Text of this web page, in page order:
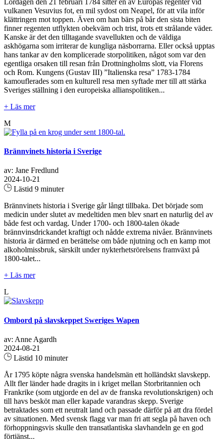
Lördagen den 21 februari 1784 sitter en av Europas regenter vid
vulkanen Vesuvius fot, en mil sydost om Neapel, för att vila inför
klättringen mot toppen. Även om han bärs på bår den sista biten
finner regenten utflykten obekväm och trist, trots ett strålande väder.
Kanske är det den tilltagande svavellukten och de väldiga
askhögarna som irriterar de kungliga näsborrarna. Eller också upptas
hans tankar av den komplicerade storpolitiken, något som var den
egentliga orsaken till resan från Drottningholms slott, via Florens
och Rom. Kungens (Gustav III) ”Italienska resa” 1783-1784
kamouflerades som en kulturell resa men syftade mer till att stärka
Sveriges ställning i den europeiska allianspolitiken...
+ Läs mer
M
Brännvinets historia i Sverige
av: Jane Fredlund
2024-10-21
Lästid 9 minuter
Brännvinets historia i Sverige går långt tillbaka. Det började som
medicin under slutet av medeltiden men blev snart en naturlig del av
både fest och vardag. Under 1700- och 1800-talen ökade
brännvinsdrickandet kraftigt och nådde extrema nivåer. Brännvinets
historia är därmed en berättelse om både njutning och en kamp mot
alkoholmissbruk, särskilt under nykterhetsrörelsens framväxt på
1800-talet...
+ Läs mer
L
Ombord på slavskeppet Sweriges Wapen
av: Anne Agardh
2024-08-21
Lästid 10 minuter
År 1795 köpte några svenska handelsmän ett holländskt slavskepp.
Allt fler länder hade dragits in i kriget mellan Storbritannien och
Frankrike (som utgjorde en del av de franska revolutionskrigen) och
till havs besköt man eller kapade varandras skepp. Sverige
betraktades som ett neutralt land och passade därför på att dra fördel
av situationen. Med svensk flagg var man fri att segla på haven och
förhoppningsvis skulle den transatlantiska slavhandeln ge en god
förtjänst...